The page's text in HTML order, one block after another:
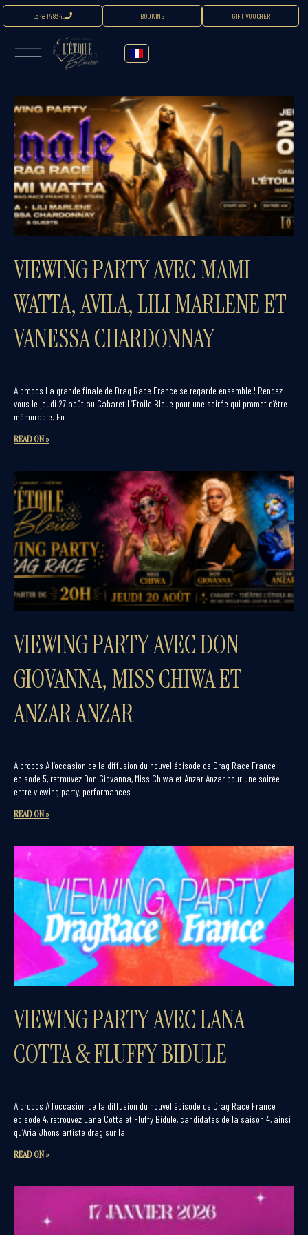
06 48 14 83 40 BOOKING GIFT VOUCHER
VIEWING PARTY AVEC MAMI
WATTA, AVILA, LILI MARLENE ET
VANESSA CHARDONNAY
A propos La grande finale de Drag Race France se regarde ensemble ! Rendez-
vous le jeudi 27 août au Cabaret L’Étoile Bleue pour une soirée qui promet d’être
mémorable. En
READ ON »
VIEWING PARTY AVEC DON
GIOVANNA, MISS CHIWA ET
ANZAR ANZAR
A propos À l’occasion de la diffusion du nouvel épisode de Drag Race France
episode 5, retrouvez Don Giovanna, Miss Chiwa et Anzar Anzar pour une soirée
entre viewing party, performances
READ ON »
VIEWING PARTY AVEC LANA
COTTA & FLUFFY BIDULE
A propos À l’occasion de la diffusion du nouvel épisode de Drag Race France
episode 4, retrouvez Lana Cotta et Fluffy Bidule, candidates de la saison 4, ainsi
qu’Aria Jhons artiste drag sur la
READ ON »